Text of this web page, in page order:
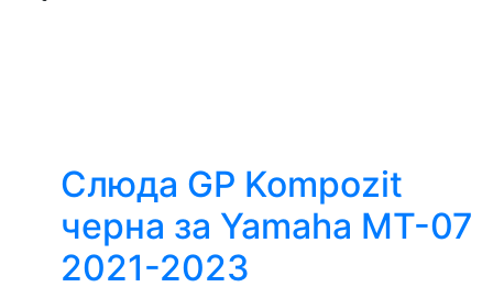
Слюда GP Kompozit
черна за Yamaha MT-07
2021-2023